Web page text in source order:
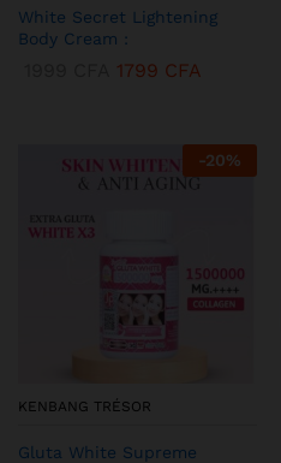
White Secret Lightening
Body Cream :
1799 CFA
-20%
KENBANG TRÉSOR
Gluta White Supreme